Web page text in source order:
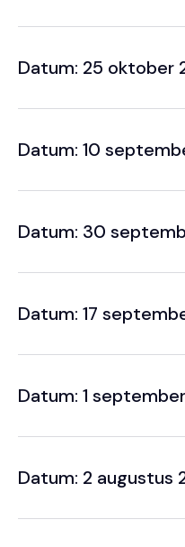
Datum: 25 oktober
Datum: 10
Datum: 30
Datum: 17
Datum: 1
Datum: 2 augustus